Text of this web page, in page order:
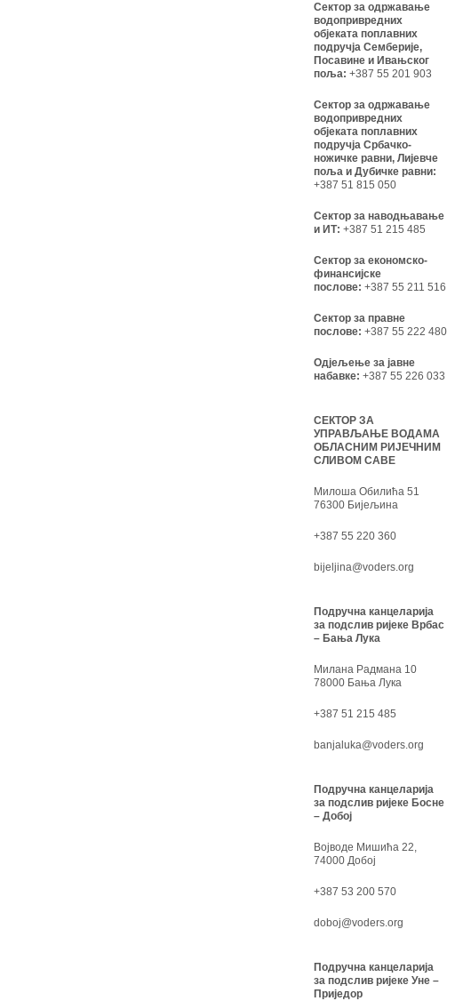
Сектор за одржавање
водопривредних
објеката поплавних
подручја Семберије,
Посавине и Ивањског
поља: +387 55 201 903
Сектор за одржавање
водопривредних
објеката поплавних
подручја Србачко-
ножичке равни, Лијевче
поља и Дубичке равни:
+387 51 815 050
Сектор за наводњавање
и ИТ: +387 51 215 485
Сектор за економско-
финансијске
послове: +387 55 211 516
Сектор за правне
послове: +387 55 222 480
Одјељење за јавне
набавке: +387 55 226 033
СЕКТОР ЗА
УПРАВЉАЊЕ ВОДАМА
ОБЛАСНИМ РИЈЕЧНИМ
СЛИВОМ САВЕ
Милоша Обилића 51
76300 Бијељина
+387 55 220 360
bijeljina@voders.org
Подручна канцеларија
за подслив ријеке Врбас
– Бања Лука
Милана Радмана 10
78000 Бања Лука
+387 51 215 485
banjaluka@voders.org
Подручна канцеларија
за подслив ријеке Босне
– Добој
Војводе Мишића 22,
74000 Добој
+387 53 200 570
doboj@voders.org
Подручна канцеларија
за подслив ријеке Уне –
Приједор